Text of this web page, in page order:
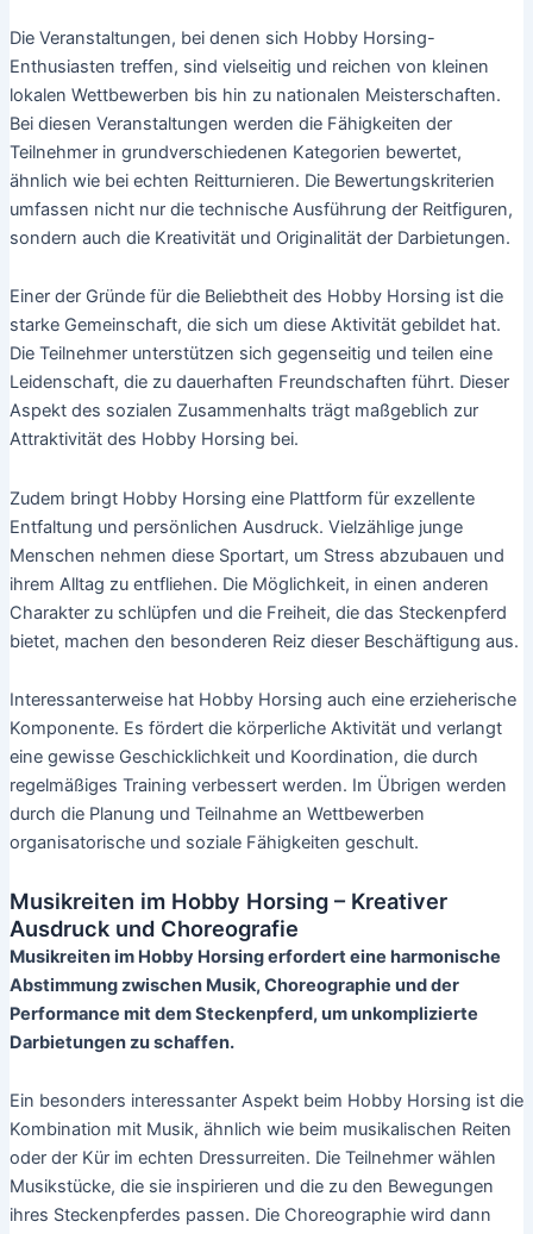
Die Veranstaltungen, bei denen sich Hobby Horsing-
Enthusiasten treffen, sind vielseitig und reichen von kleinen
lokalen Wettbewerben bis hin zu nationalen Meisterschaften.
Bei diesen Veranstaltungen werden die Fähigkeiten der
Teilnehmer in grundverschiedenen Kategorien bewertet,
ähnlich wie bei echten Reitturnieren. Die Bewertungskriterien
umfassen nicht nur die technische Ausführung der Reitfiguren,
sondern auch die Kreativität und Originalität der Darbietungen.
Einer der Gründe für die Beliebtheit des Hobby Horsing ist die
starke Gemeinschaft, die sich um diese Aktivität gebildet hat.
Die Teilnehmer unterstützen sich gegenseitig und teilen eine
Leidenschaft, die zu dauerhaften Freundschaften führt. Dieser
Aspekt des sozialen Zusammenhalts trägt maßgeblich zur
Attraktivität des Hobby Horsing bei.
Zudem bringt Hobby Horsing eine Plattform für exzellente
Entfaltung und persönlichen Ausdruck. Vielzählige junge
Menschen nehmen diese Sportart, um Stress abzubauen und
ihrem Alltag zu entfliehen. Die Möglichkeit, in einen anderen
Charakter zu schlüpfen und die Freiheit, die das Steckenpferd
bietet, machen den besonderen Reiz dieser Beschäftigung aus.
Interessanterweise hat Hobby Horsing auch eine erzieherische
Komponente. Es fördert die körperliche Aktivität und verlangt
eine gewisse Geschicklichkeit und Koordination, die durch
regelmäßiges Training verbessert werden. Im Übrigen werden
durch die Planung und Teilnahme an Wettbewerben
organisatorische und soziale Fähigkeiten geschult.
Musikreiten im Hobby Horsing – Kreativer
Ausdruck und Choreografie
Musikreiten im Hobby Horsing erfordert eine harmonische
Abstimmung zwischen Musik, Choreographie und der
Performance mit dem Steckenpferd, um unkomplizierte
Darbietungen zu schaffen.
Ein besonders interessanter Aspekt beim Hobby Horsing ist die
Kombination mit Musik, ähnlich wie beim musikalischen Reiten
oder der Kür im echten Dressurreiten. Die Teilnehmer wählen
Musikstücke, die sie inspirieren und die zu den Bewegungen
ihres Steckenpferdes passen. Die Choreographie wird dann